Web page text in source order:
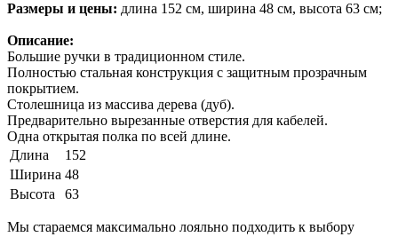
Размеры и цены: длина 152 см, ширина 48 см, высота 63 см;
Описание:
Большие ручки в традиционном стиле.
Полностью стальная конструкция с защитным прозрачным
покрытием.
Столешница из массива дерева (дуб).
Предварительно вырезанные отверстия для кабелей.
Одна открытая полка по всей длине.
Длина
152
Ширина 48
Высота
63
Мы стараемся максимально лояльно подходить к выбору